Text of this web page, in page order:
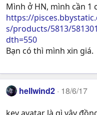
Mình ở HN, mình cần 1
https://
s/products/5813/
dth=550
Bạn có thì mình xin giá.
hellwind2 18/6/17